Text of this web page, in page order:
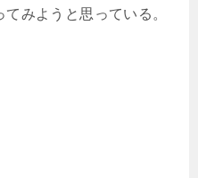
みようと思っている。